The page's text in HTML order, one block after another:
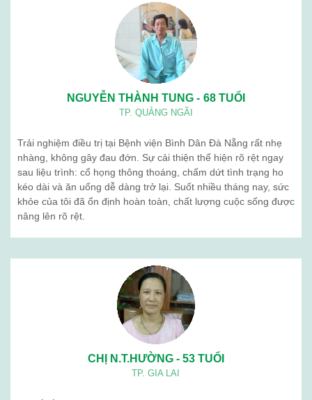
NGUYỄN THÀNH TUNG - 68 TUỔI
TP. QUẢNG NGÃI
Trải nghiệm điều trị tại Bệnh viện Bình Dân Đà Nẵng rất nhẹ
nhàng, không gây đau đớn. Sự cải thiện thể hiện rõ rệt ngay
sau liệu trình: cổ họng thông thoáng, chấm dứt tình trạng ho
kéo dài và ăn uống dễ dàng trở lại. Suốt nhiều tháng nay, sức
khỏe của tôi đã ổn định hoàn toàn, chất lượng cuộc sống được
nâng lên rõ rệt.
CHỊ N.T.HƯỜNG - 53 TUỔI
TP. GIA LAI